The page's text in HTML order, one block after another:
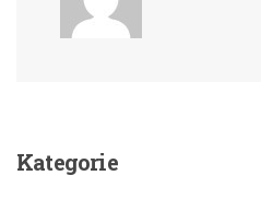
Kategorie